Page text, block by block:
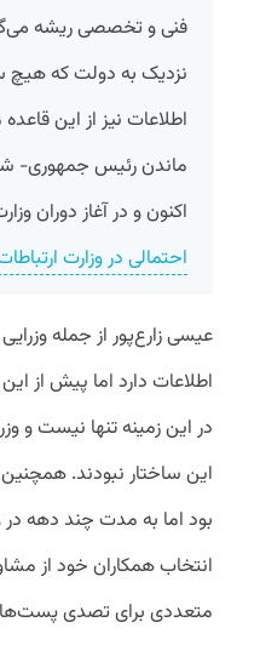
فنی و تخصصی ریشه
نزدیک به دولت که هیچ
اطلاعات نیز از این
ماندن رئیس جمهوری-
اکنون و در آغاز دوران
احتمالی در وزارت
عیسی زارع‌پور از جمله
اطلاعات دارد اما پیش از
در این زمینه تنها نیست و
این ساختار نبودند. همچنین
بود اما به مدت چند دهه در
انتخاب همکاران خود از
متعددی برای تصدی